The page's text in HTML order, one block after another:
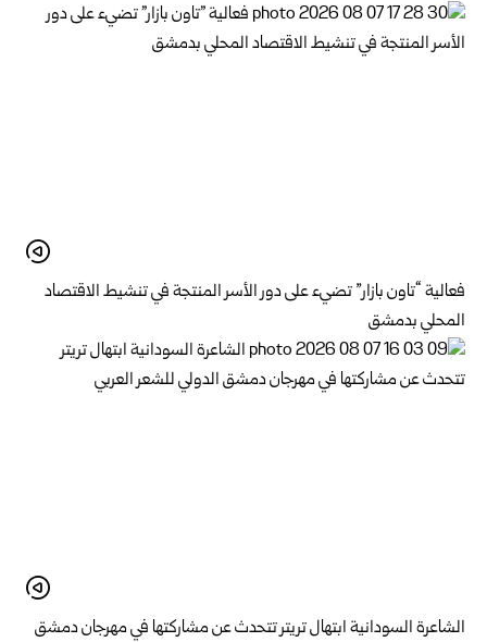
فعالية “تاون بازار” تضيء على دور الأسر المنتجة في تنشيط الاقتصاد
المحلي بدمشق
الشاعرة السودانية ابتهال تريتر تتحدث عن مشاركتها في مهرجان دمشق